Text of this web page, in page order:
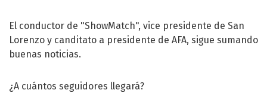
El conductor de "ShowMatch", vice presidente de San
Lorenzo y canditato a presidente de AFA, sigue sumando
buenas noticias.
¿A cuántos seguidores llegará?